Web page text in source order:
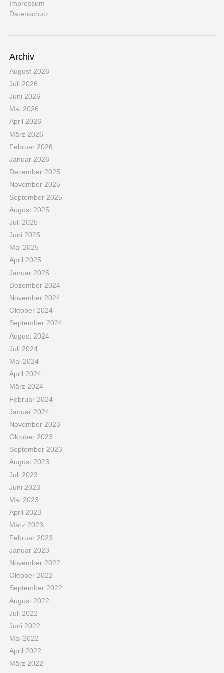
Impressum
Datenschutz
Archiv
August 2026
Juli 2026
Juni 2026
Mai 2026
April 2026
März 2026
Februar 2026
Januar 2026
Dezember 2025
November 2025
September 2025
August 2025
Juli 2025
Juni 2025
Mai 2025
April 2025
Januar 2025
Dezember 2024
November 2024
Oktober 2024
September 2024
August 2024
Juli 2024
Mai 2024
April 2024
März 2024
Februar 2024
Januar 2024
November 2023
Oktober 2023
September 2023
August 2023
Juli 2023
Juni 2023
Mai 2023
April 2023
März 2023
Februar 2023
Januar 2023
November 2022
Oktober 2022
September 2022
August 2022
Juli 2022
Juni 2022
Mai 2022
April 2022
März 2022